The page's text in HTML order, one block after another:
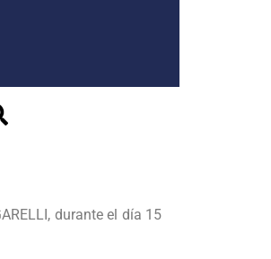
durante el día 15